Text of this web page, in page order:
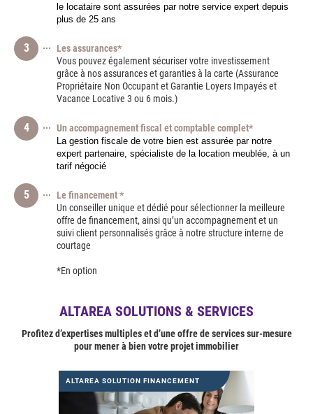
le locataire sont assurées par notre service expert depuis
plus de 25 ans
3
Les assurances*
Vous pouvez également sécuriser votre investissement
grâce à nos assurances et garanties à la carte (Assurance
Propriétaire Non Occupant et Garantie Loyers Impayés et
Vacance Locative 3 ou 6 mois.)
4 Un accompagnement fiscal et comptable complet*
La gestion fiscale de votre bien est assurée par notre
expert partenaire, spécialiste de la location meublée, à un
tarif négocié
5
Le financement *
Un conseiller unique et dédié pour sélectionner la meilleure
offre de financement, ainsi qu’un accompagnement et un
suivi client personnalisés grâce à notre structure interne de
courtage
*En option
ALTAREA SOLUTIONS & SERVICES
Profitez d’expertises multiples et d’une offre de services sur-mesure
pour mener à bien votre projet immobilier
ALTAREA SOLUTION FINANCEMENT